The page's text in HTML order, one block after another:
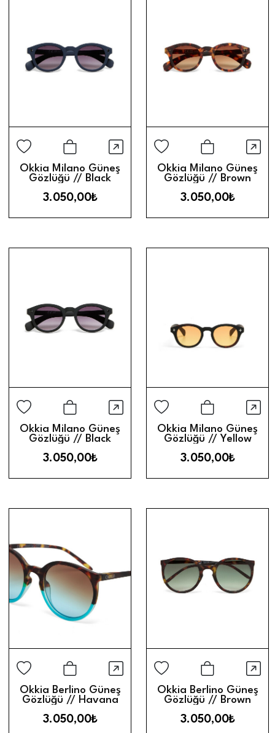
Sepete Ekle
Hızlı Görünüm
Okkia Milano Güneş
Gözlüğü // Black
3.050,00₺
Sepete
Okkia Milano Güneş
Gözlüğü // Brown
3.050,00₺
Sepete Ekle
Hızlı Görünüm
Okkia Milano Güneş
Gözlüğü // Black
3.050,00₺
Sepete
Okkia Milano Güneş
Gözlüğü // Yellow
3.050,00₺
Sepete Ekle
Hızlı Görünüm
Okkia Berlino Güneş
Gözlüğü // Havana
3.050,00₺
Sepete
Okkia Berlino Güneş
Gözlüğü // Brown
3.050,00₺